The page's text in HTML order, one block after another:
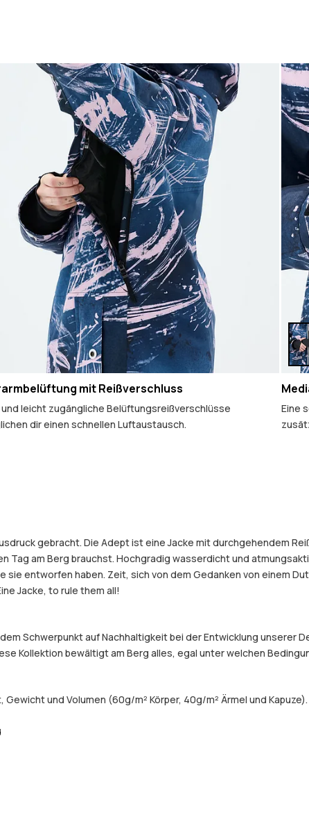
mit Reißverschluss
leicht zugängliche Belüftungsreißverschlüsse
dir einen schnellen Luftaustausch.
Eine
gebracht. Die Adept ist eine Jacke mit durchgehendem
am Berg brauchst. Hochgradig wasserdicht und
entworfen haben. Zeit, sich von dem Gedanken von einem
Jacke, to rule them all!
Schwerpunkt auf Nachhaltigkeit bei der Entwicklung unserer
Kollektion bewältigt am Berg alles, egal unter welchen
und Volumen (60g/m² Körper, 40g/m² Ärmel und Kapuze).